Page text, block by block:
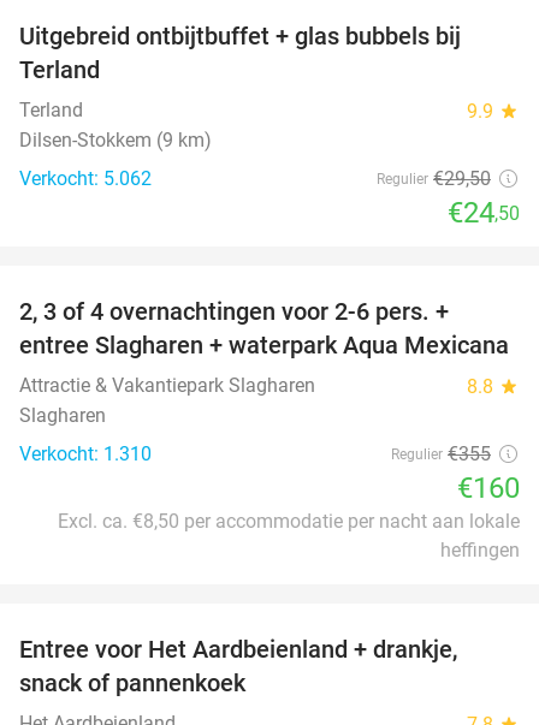
Uitgebreid ontbijtbuffet + glas bubbels bij
Terland
Terland 9.9 star
Dilsen-Stokkem (9 km)
Verkocht: 5.062
Regulier €29,50
€24,50
2, 3 of 4 overnachtingen voor 2-6 pers. +
entree Slagharen + waterpark Aqua Mexicana
Attractie & Vakantiepark Slagharen 8.8 star
Slagharen
Verkocht: 1.310
Regulier €355
€160
Excl. ca. €8,50 per accommodatie per nacht aan lokale
heffingen
Entree voor Het Aardbeienland + drankje,
snack of pannenkoek